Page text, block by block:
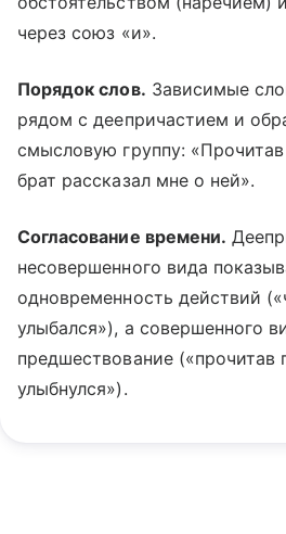
через союз «и».
Порядок слов. Зависимые
рядом с деепричастием и
смысловую группу:
брат рассказал мне о ней».
Согласование времени.
несовершенного вида
одновременность действий
улыбался»), а совершенного
предшествование («прочитав
улыбнулся»).